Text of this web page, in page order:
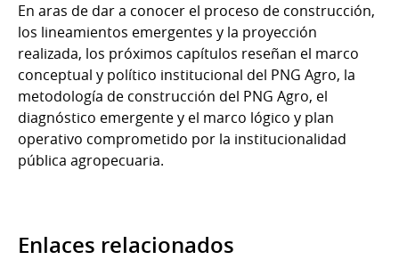
En aras de dar a conocer el proceso de construcción,
los lineamientos emergentes y la proyección
realizada, los próximos capítulos reseñan el marco
conceptual y político institucional del PNG Agro, la
metodología de construcción del PNG Agro, el
diagnóstico emergente y el marco lógico y plan
operativo comprometido por la institucionalidad
pública agropecuaria.
Enlaces relacionados